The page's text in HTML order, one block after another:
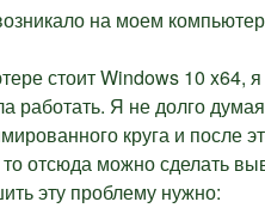
на моем
стоит Windows 10 x64, я
работать. Я не долго
круга и после
отсюда можно сделать
эту проблему нужно: